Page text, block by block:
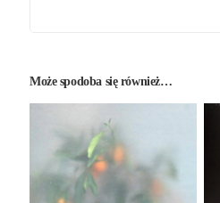
Może spodoba się również…